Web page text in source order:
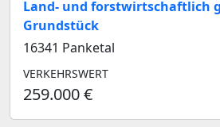
Land- und forstwirtschaftlich
Grundstück
16341 Panketal
VERKEHRSWERT
259.000 €